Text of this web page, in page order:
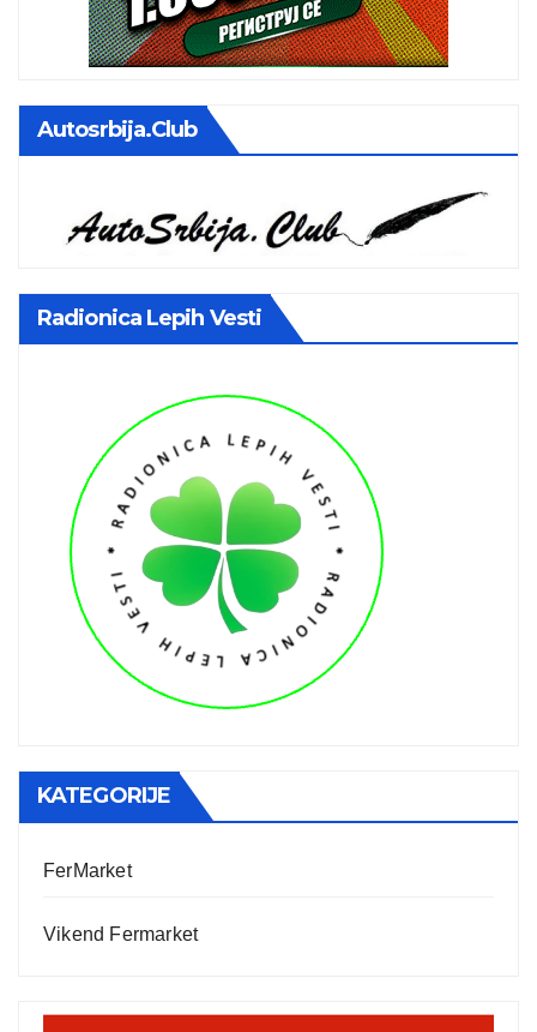
Autosrbija.club
Radionica Lepih Vesti
KATEGORIJE
FerMarket
Vikend Fermarket